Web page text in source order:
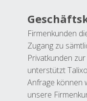
Firmenkunden
Zugang zu
Privatkunden
unterstützt
Anfrage können
unsere